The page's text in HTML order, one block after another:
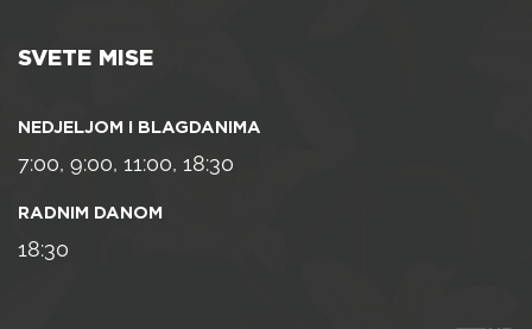
SVETE MISE
NEDJELJOM I BLAGDANIMA
7:00, 9:00, 11:00, 18:30
RADNIM DANOM
18:30